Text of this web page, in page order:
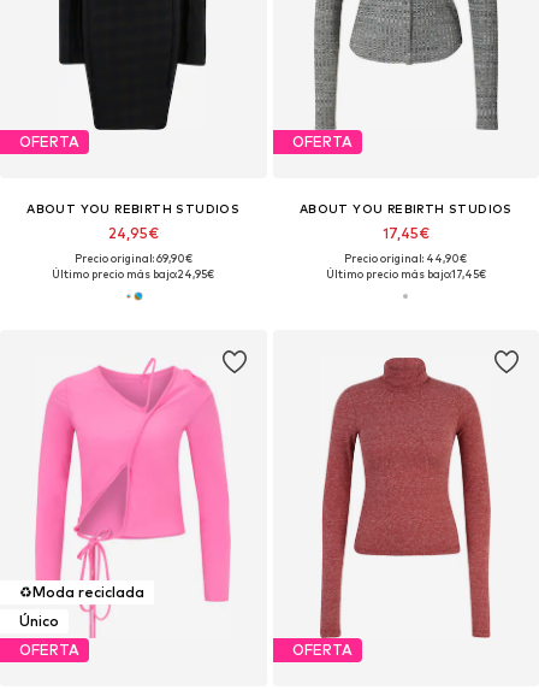
OFERTA
ABOUT YOU REBIRTH STUDIOS
24,95€
Precio original: 69,90€
Último precio más bajo:24,95€
OFERTA
ABOUT YOU REBIRTH STUDIOS
17,45€
Precio original: 44,90€
Último precio más bajo:17,45€
♻️Moda reciclada
Único
OFERTA
OFERTA